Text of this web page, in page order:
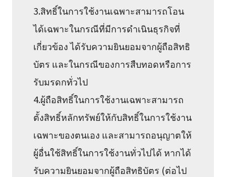
3.สิทธิ์ในการใช้งานเฉพาะสามารถโอน
ได้เฉพาะในกรณีที่มีการดำเนินธุรกิจที่
เกี่ยวข้อง ได้รับความยินยอมจากผู้ถือสิทธิ
บัตร และในกรณีของการสืบทอดหรือการ
รับมรดกทั่วไป
4.ผู้ถือสิทธิ์ในการใช้งานเฉพาะสามารถ
ตั้งสิทธิ์หลักทรัพย์ให้กับสิทธิ์ในการใช้งาน
เฉพาะของตนเอง และสามารถอนุญาตให้
ผู้อื่นใช้สิทธิ์ในการใช้งานทั่วไปได้ หากได้
รับความยินยอมจากผู้ถือสิทธิบัตร (ต่อไป